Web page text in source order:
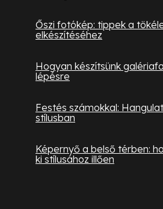
Őszi fotókép: tippek a
elkészítéséhez
Hogyan készítsünk
lépésre
Festés számokkal:
stílusban
Képernyő a belső térben:
ki stílusához illően